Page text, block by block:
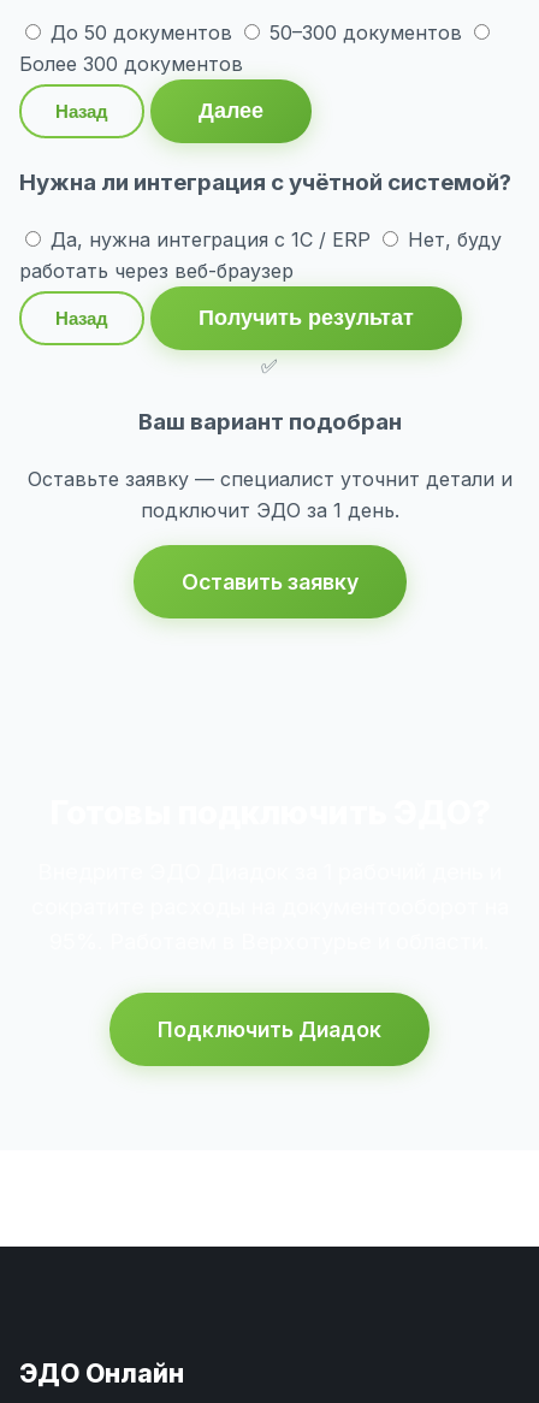
До 50 документов
50–300 документов
Более 300 документов
Назад Далее
Нужна ли интеграция с учётной системой?
Да, нужна интеграция с 1С / ERP
Нет, буду
работать через веб-браузер
Назад
Получить результат
✅
Ваш вариант подобран
Оставьте заявку — специалист уточнит детали и
подключит ЭДО за 1 день.
Оставить заявку
Подключить Диадок
ЭДО Онлайн